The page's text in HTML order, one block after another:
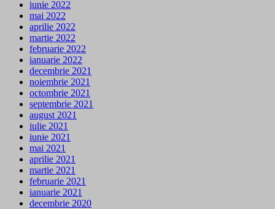
iunie 2022
mai 2022
aprilie 2022
martie 2022
februarie 2022
ianuarie 2022
decembrie 2021
noiembrie 2021
octombrie 2021
septembrie 2021
august 2021
iulie 2021
iunie 2021
mai 2021
aprilie 2021
martie 2021
februarie 2021
ianuarie 2021
decembrie 2020